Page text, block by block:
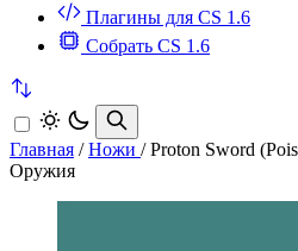
Плагины для CS 1.6
Собрать CS 1.6
Главная / Ножи / Proton Sword
Оружия